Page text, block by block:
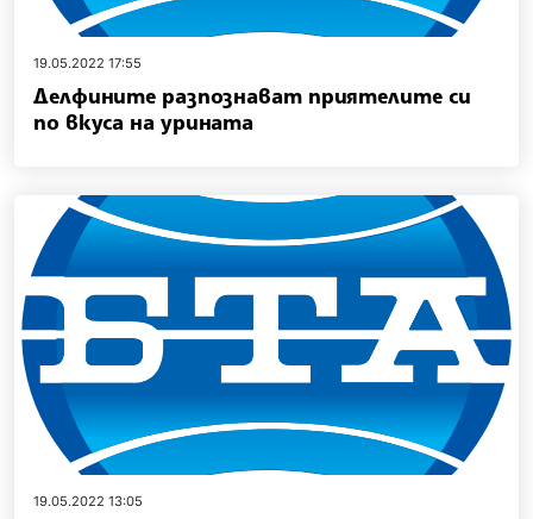
19.05.2022 17:55
Делфините разпознават приятелите си
по вкуса на урината
19.05.2022 13:05